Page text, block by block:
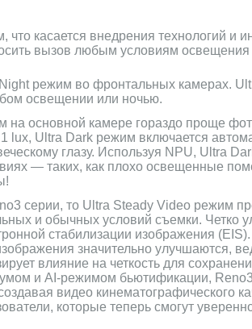
что касается внедрения технологий и
вызов любым условиям
режим во фронтальных камерах.
освещении или ночью.
на основной камере гораздо проще
Ultra Dark режим включается
глазу. Используя NPU, Ultra
— таких, как плохо освещенные
серии, то Ultra Steady Video режим
и обычных условий съемки. Четко
стабилизации изображения
значительно улучшаются,
влияние на четкость для
и AI-режимом бьютификации, Reno3
видео кинематографического
которые теперь смогут